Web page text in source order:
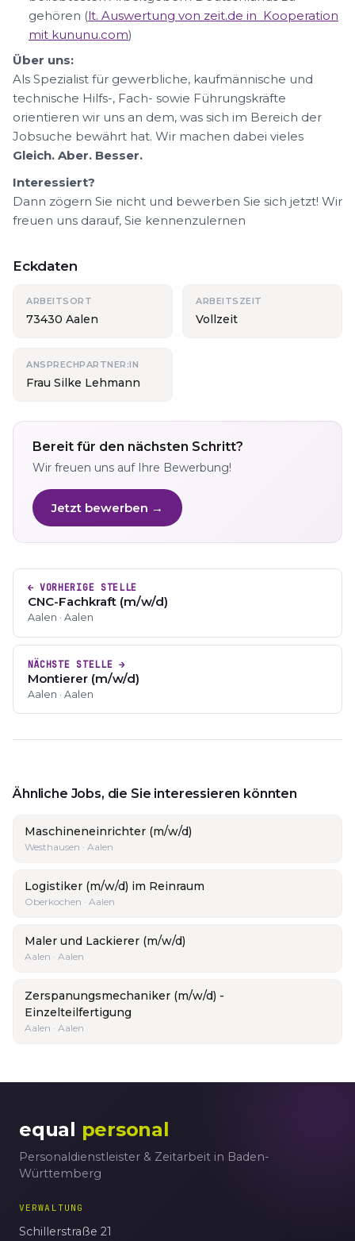
gehören (lt. Auswertung von zeit.de in Kooperation
mit kununu.com)
Über uns:
Als Spezialist für gewerbliche, kaufmännische und
technische Hilfs-, Fach- sowie Führungskräfte
orientieren wir uns an dem, was sich im Bereich der
Jobsuche bewährt hat. Wir machen dabei vieles
Gleich. Aber. Besser.
Interessiert?
Dann zögern Sie nicht und bewerben Sie sich jetzt! Wir
freuen uns darauf, Sie kennenzulernen
Eckdaten
ARBEITSORT
73430 Aalen
ARBEITSZEIT
Vollzeit
ANSPRECHPARTNER:IN
Frau Silke Lehmann
Bereit für den nächsten Schritt?
Wir freuen uns auf Ihre Bewerbung!
Jetzt bewerben →
← VORHERIGE STELLE
CNC-Fachkraft (m/w/d)
Aalen · Aalen
NÄCHSTE STELLE →
Montierer (m/w/d)
Aalen · Aalen
Ähnliche Jobs, die Sie interessieren könnten
Maschineneinrichter (m/w/d)
Westhausen · Aalen
Logistiker (m/w/d) im Reinraum
Oberkochen · Aalen
Maler und Lackierer (m/w/d)
Aalen · Aalen
Zerspanungsmechaniker (m/w/d) -
Einzelteilfertigung
Aalen · Aalen
equal personal
Personaldienstleister & Zeitarbeit in Baden-
Württemberg
VERWALTUNG
Schillerstraße 21